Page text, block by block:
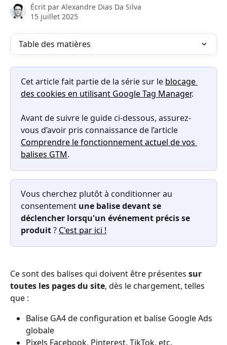
Écrit par Alexandre Dias Da Silva
15 juillet 2025
Table des matières
Cet article fait partie de la série sur le blocage
des cookies en utilisant Google Tag Manager.
Avant de suivre le guide ci-dessous, assurez-
vous d’avoir pris connaissance de l’article
Comprendre le fonctionnement actuel de vos
balises GTM.
Vous cherchez plutôt à conditionner au
consentement une balise devant se
déclencher lorsqu'un événement précis se
produit ? C'est par ici !
Ce sont des balises qui doivent être présentes sur
toutes les pages du site, dès le chargement, telles
que :
Balise GA4 de configuration et balise Google Ads
globale
Pixels Facebook, Pinterest, TikTok, etc.